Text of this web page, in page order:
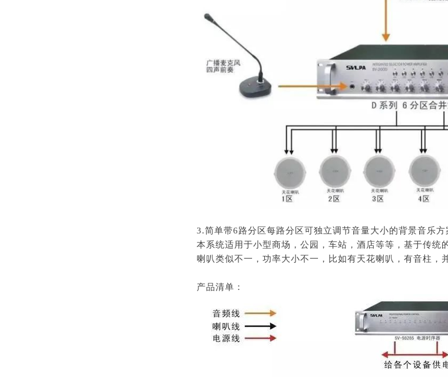
3.简单带6路分区每路分区可独立调节音量大小的背景音乐方
本系统适用于小型商场，公园，车站，酒店等等，基于传统
喇叭类似不一，功率大小不一，比如有天花喇叭，有音柱，
产品清单：